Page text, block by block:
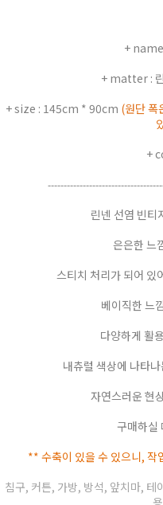
+
+ matter :
+ size : 145cm * 90cm (원단 폭
+
린넨 선염 빈티
은은한 느
스티치 처리가 되어 있
베이직한 느
다양하게 활
내츄럴 색상에 나타
자연스러운 현
구매하실
** 수축이 있을 수 있으니,
침구, 커튼, 가방, 방석, 앞치마, 테